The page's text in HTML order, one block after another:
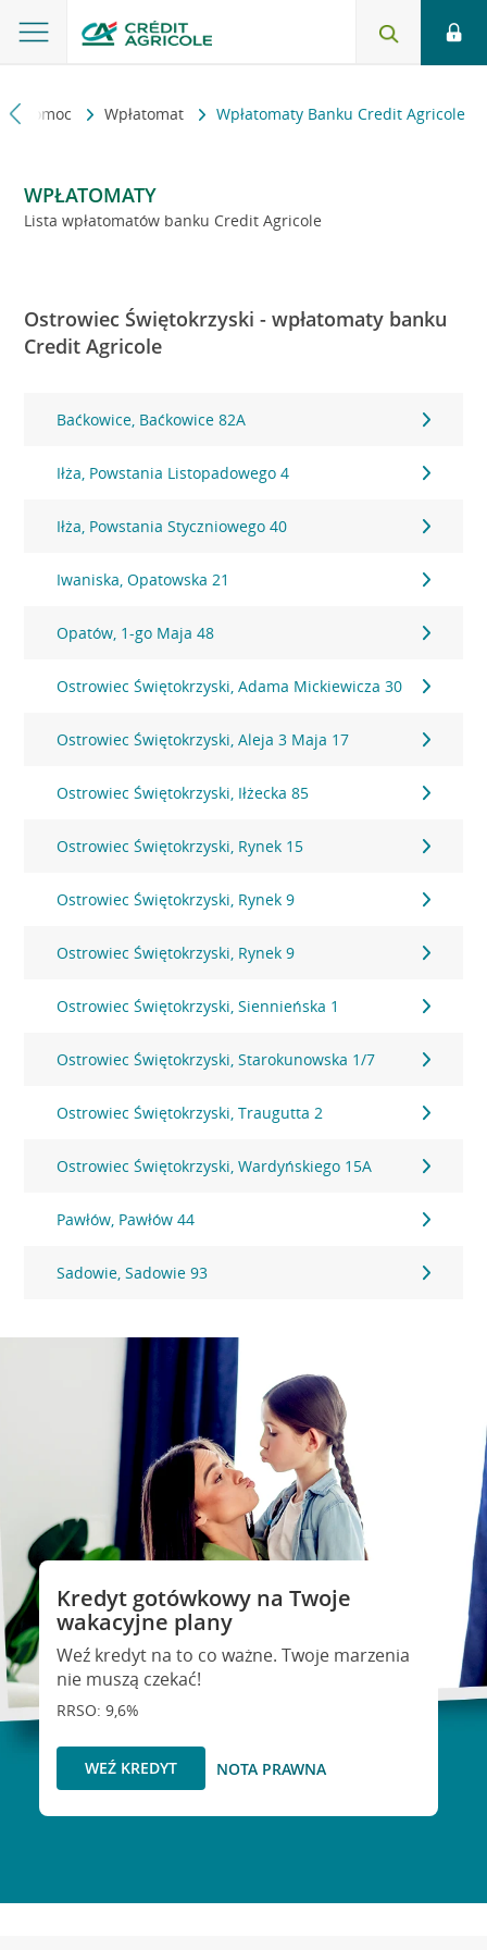
i pomoc Wpłatomat Wpłatomaty Banku Credit Agricole
WPŁATOMATY
Lista wpłatomatów banku Credit Agricole
Ostrowiec Świętokrzyski - wpłatomaty banku
Credit Agricole
Baćkowice, Baćkowice 82A
Iłża, Powstania Listopadowego 4
Iłża, Powstania Styczniowego 40
Iwaniska, Opatowska 21
Opatów, 1-go Maja 48
Ostrowiec Świętokrzyski, Adama Mickiewicza 30
Ostrowiec Świętokrzyski, Aleja 3 Maja 17
Ostrowiec Świętokrzyski, Iłżecka 85
Ostrowiec Świętokrzyski, Rynek 15
Ostrowiec Świętokrzyski, Rynek 9
Ostrowiec Świętokrzyski, Rynek 9
Ostrowiec Świętokrzyski, Siennieńska 1
Ostrowiec Świętokrzyski, Starokunowska 1/7
Ostrowiec Świętokrzyski, Traugutta 2
Ostrowiec Świętokrzyski, Wardyńskiego 15A
Pawłów, Pawłów 44
Sadowie, Sadowie 93
Kredyt gotówkowy na Twoje
wakacyjne plany
Weź kredyt na to co ważne. Twoje marzenia
nie muszą czekać!
RRSO: 9,6%
WEŹ KREDYT NOTA PRAWNA